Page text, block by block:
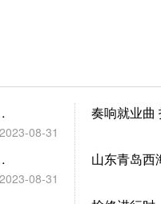
娃怎么做）
2023-08-31
型质量表现更佳
2023-08-31